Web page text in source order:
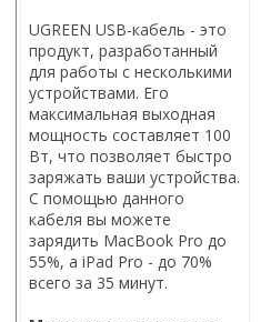
UGREEN USB-кабель - это
продукт, разработанный
для работы с несколькими
устройствами. Его
максимальная выходная
мощность составляет 100
Вт, что позволяет быстро
заряжать ваши устройства.
С помощью данного
кабеля вы можете
зарядить MacBook Pro до
55%, а iPad Pro - до 70%
всего за 35 минут.